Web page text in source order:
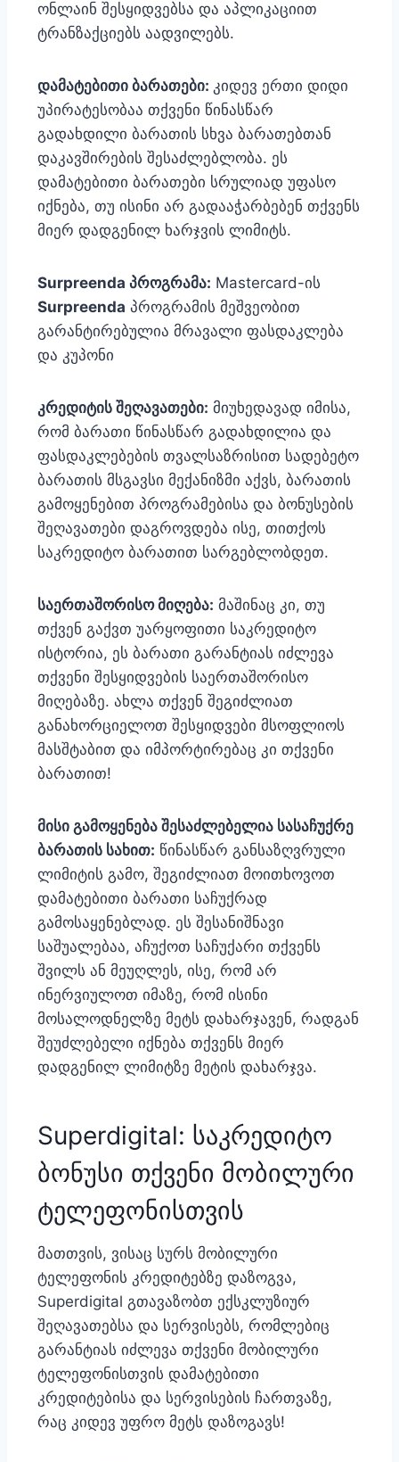
ონლაინ შესყიდვებსა და აპლიკაციით
ტრანზაქციებს აადვილებს.
დამატებითი ბარათები: კიდევ ერთი დიდი
უპირატესობაა თქვენი წინასწარ
გადახდილი ბარათის სხვა ბარათებთან
დაკავშირების შესაძლებლობა. ეს
დამატებითი ბარათები სრულიად უფასო
იქნება, თუ ისინი არ გადააჭარბებენ თქვენს
მიერ დადგენილ ხარჯვის ლიმიტს.
Surpreenda პროგრამა: Mastercard-ის
Surpreenda პროგრამის მეშვეობით
გარანტირებულია მრავალი ფასდაკლება
და კუპონი
კრედიტის შეღავათები: მიუხედავად იმისა,
რომ ბარათი წინასწარ გადახდილია და
ფასდაკლებების თვალსაზრისით სადებეტო
ბარათის მსგავსი მექანიზმი აქვს, ბარათის
გამოყენებით პროგრამებისა და ბონუსების
შეღავათები დაგროვდება ისე, თითქოს
საკრედიტო ბარათით სარგებლობდეთ.
საერთაშორისო მიღება: მაშინაც კი, თუ
თქვენ გაქვთ უარყოფითი საკრედიტო
ისტორია, ეს ბარათი გარანტიას იძლევა
თქვენი შესყიდვების საერთაშორისო
მიღებაზე. ახლა თქვენ შეგიძლიათ
განახორციელოთ შესყიდვები მსოფლიოს
მასშტაბით და იმპორტირებაც კი თქვენი
ბარათით!
მისი გამოყენება შესაძლებელია სასაჩუქრე
ბარათის სახით: წინასწარ განსაზღვრული
ლიმიტის გამო, შეგიძლიათ მოითხოვოთ
დამატებითი ბარათი საჩუქრად
გამოსაყენებლად. ეს შესანიშნავი
საშუალებაა, აჩუქოთ საჩუქარი თქვენს
შვილს ან მეუღლეს, ისე, რომ არ
ინერვიულოთ იმაზე, რომ ისინი
მოსალოდნელზე მეტს დახარჯავენ, რადგან
შეუძლებელი იქნება თქვენს მიერ
დადგენილ ლიმიტზე მეტის დახარჯვა.
Superdigital: საკრედიტო
ბონუსი თქვენი მობილური
ტელეფონისთვის
მათთვის, ვისაც სურს მობილური
ტელეფონის კრედიტებზე დაზოგვა,
Superdigital გთავაზობთ ექსკლუზიურ
შეღავათებსა და სერვისებს, რომლებიც
გარანტიას იძლევა თქვენი მობილური
ტელეფონისთვის დამატებითი
კრედიტებისა და სერვისების ჩართვაზე,
რაც კიდევ უფრო მეტს დაზოგავს!